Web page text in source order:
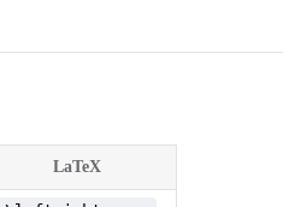
LaTeX